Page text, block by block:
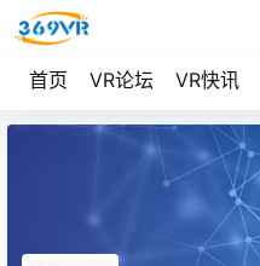
首页 VR论坛 VR快讯